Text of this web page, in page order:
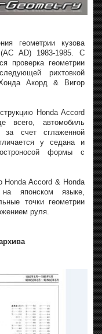
геометрии кузова
AD) 1983-1985. С
проверка геометрии
рихтовкой
Акорд & Вигор
Honda Accord
всего, автомобиль
за счет сглаженной
у седана и
формы с
Honda Accord & Honda
японском языке,
точки геометрии
руля.